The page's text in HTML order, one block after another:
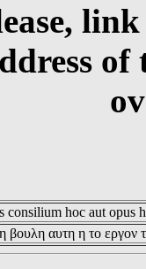
consilium hoc aut opus
αυτη η το εργον